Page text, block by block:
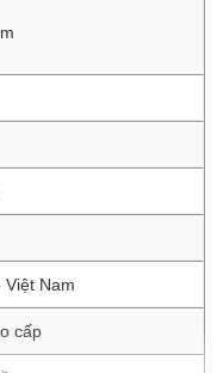
Việt Nam
cấp